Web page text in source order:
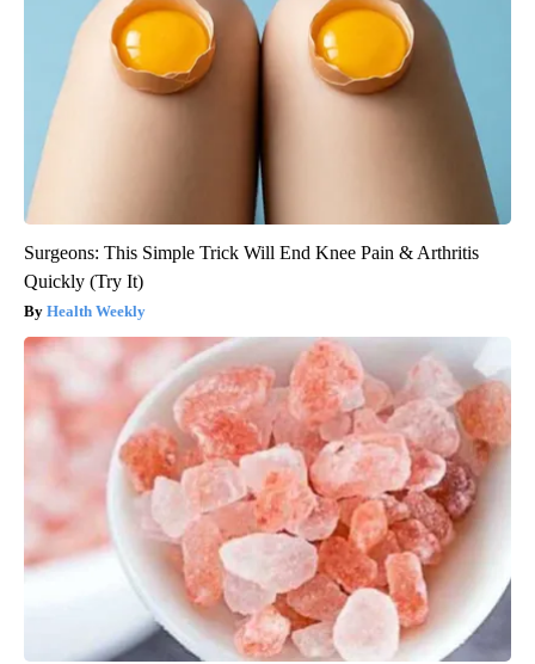
Surgeons: This Simple Trick Will End Knee Pain & Arthritis
Quickly (Try It)
Health Weekly